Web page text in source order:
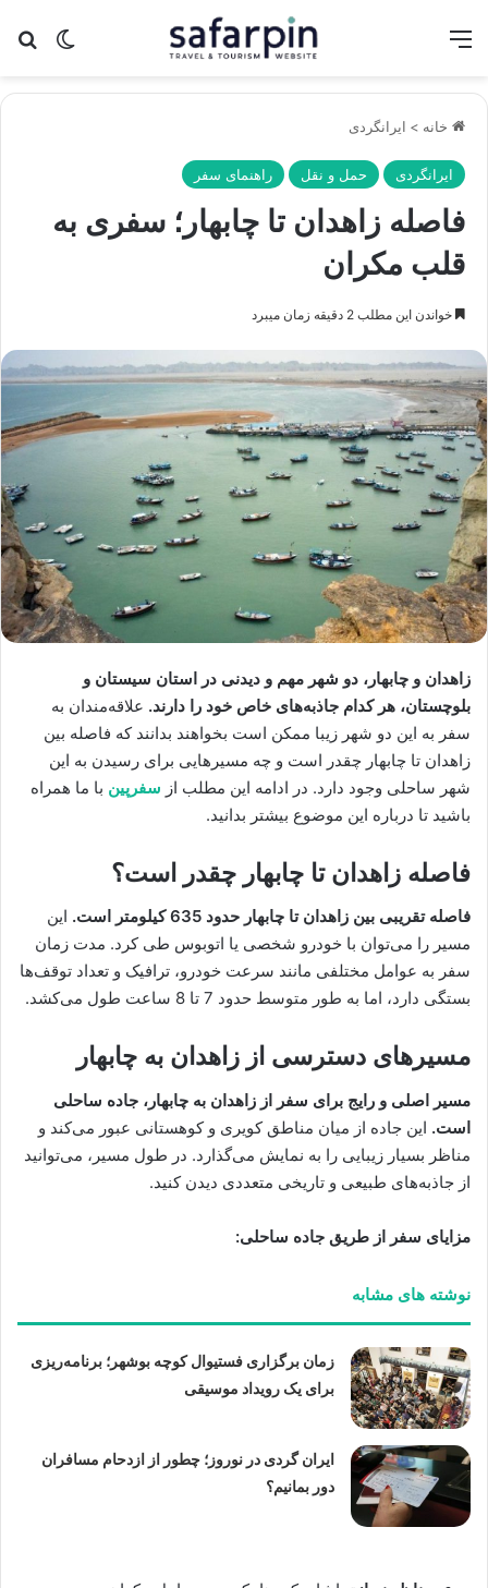
تغییر منو
خانه > ایرانگردی
ایرانگردی حمل و نقل راهنمای سفر
فاصله زاهدان تا چابهار؛ سفری به
قلب مکران
خواندن این مطلب 2 دقیقه زمان میبرد
زاهدان و چابهار، دو شهر مهم و دیدنی در استان سیستان و
بلوچستان، هر کدام جاذبه‌های خاص خود را دارند. علاقه‌مندان به
سفر به این دو شهر زیبا ممکن است بخواهند بدانند که فاصله بین
زاهدان تا چابهار چقدر است و چه مسیرهایی برای رسیدن به این
شهر ساحلی وجود دارد. در ادامه این مطلب از سفرپین با ما همراه
باشید تا درباره این موضوع بیشتر بدانید.
فاصله زاهدان تا چابهار چقدر است؟
فاصله تقریبی بین زاهدان تا چابهار حدود 635 کیلومتر است.
این
مسیر را می‌توان با خودرو شخصی یا اتوبوس طی کرد. مدت زمان
سفر به عوامل مختلفی مانند سرعت خودرو، ترافیک و تعداد توقف‌ها
بستگی دارد، اما به طور متوسط حدود 7 تا 8 ساعت طول می‌کشد.
مسیرهای دسترسی از زاهدان به چابهار
مسیر اصلی و رایج برای سفر از زاهدان به چابهار، جاده ساحلی
است. این جاده از میان مناطق کویری و کوهستانی عبور می‌کند و
مناظر بسیار زیبایی را به نمایش می‌گذارد. در طول مسیر، می‌توانید
از جاذبه‌های طبیعی و تاریخی متعددی دیدن کنید.
مزایای سفر از طریق جاده ساحلی:
نوشته های مشابه
زمان برگزاری فستیوال کوچه بوشهر؛ برنامه‌ریزی
برای یک رویداد موسیقی
ایران گردی در نوروز؛ چطور از ازدحام مسافران
دور بمانیم؟